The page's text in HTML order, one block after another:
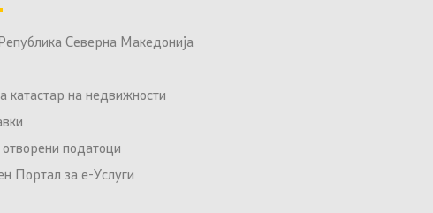
Северна Македонија
катастар на недвижности
податоци
Портал за е-Услуги